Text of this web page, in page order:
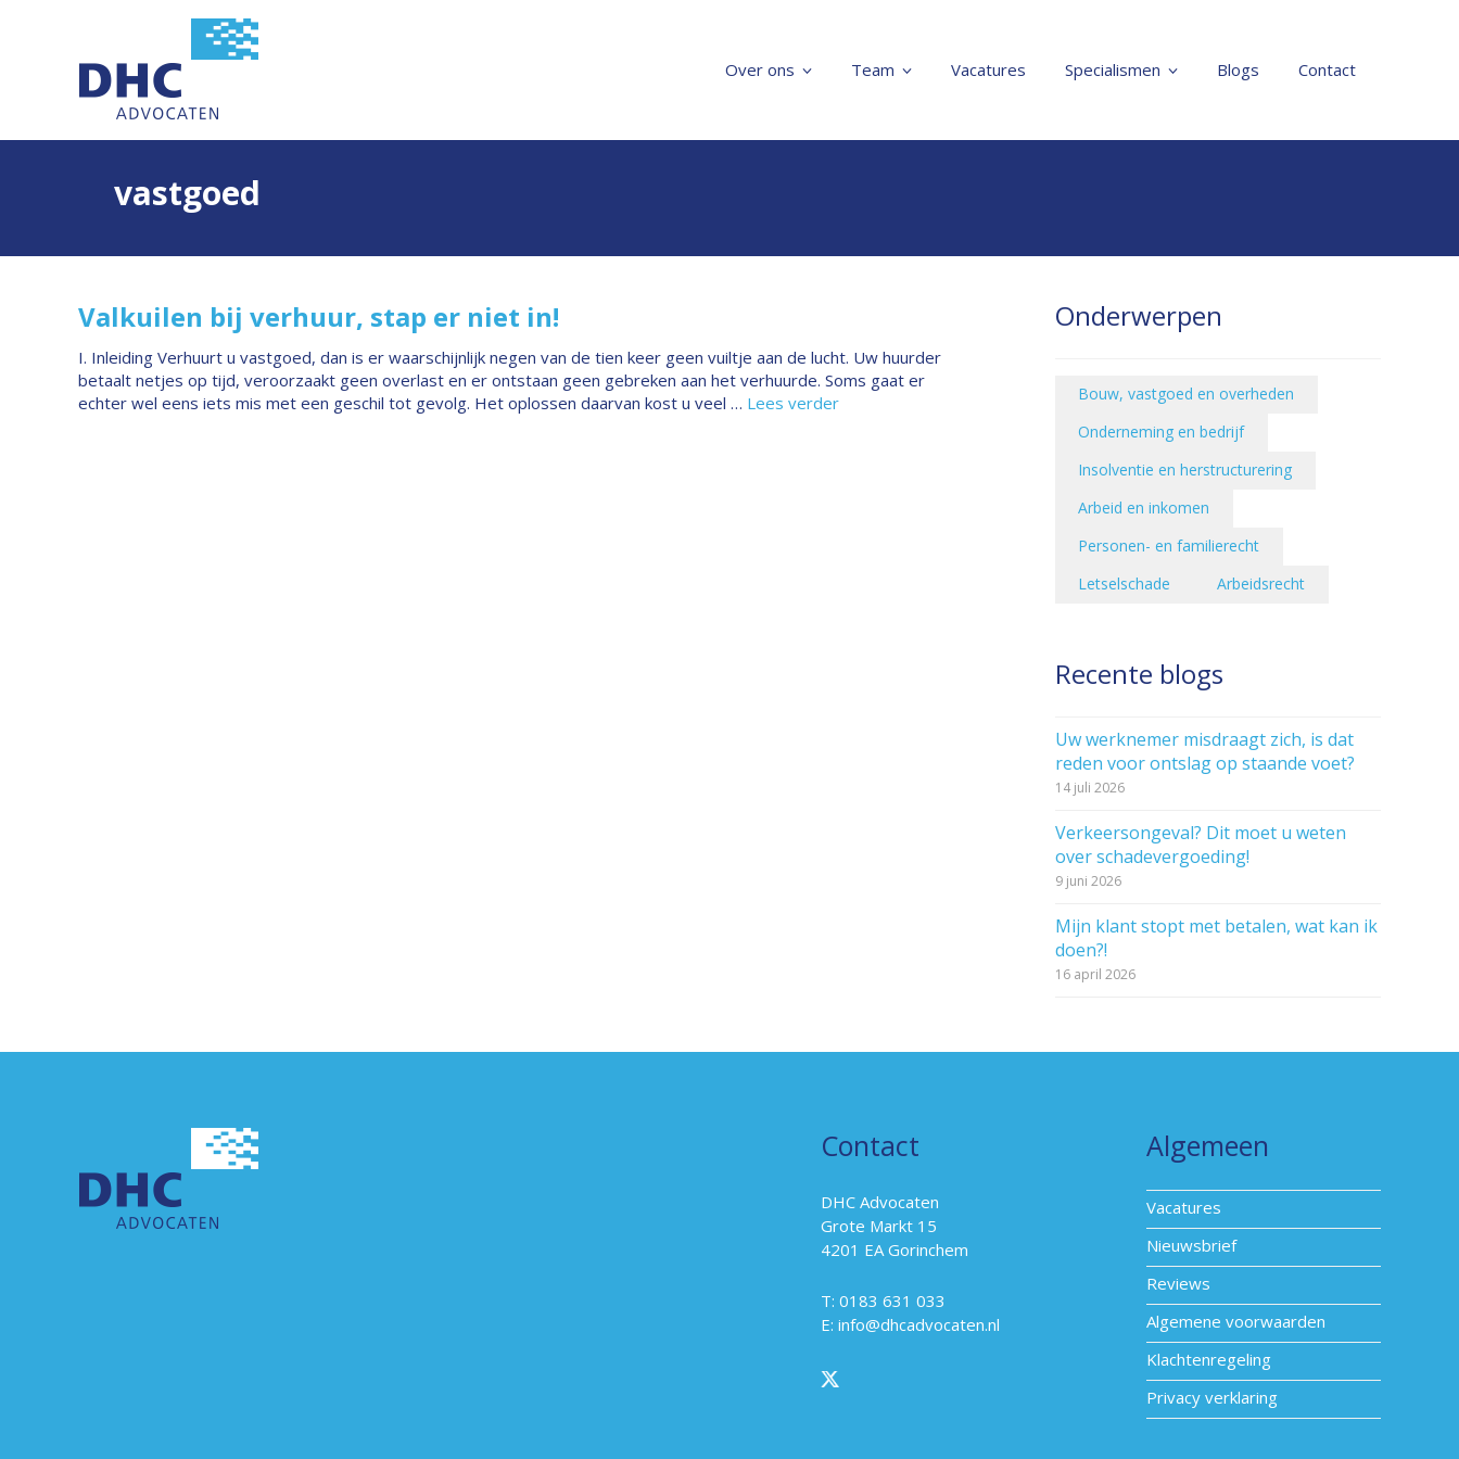
Over ons Team Vacatures Specialismen Blogs Contact
vastgoed
Valkuilen bij verhuur, stap er niet in!
I. Inleiding Verhuurt u vastgoed, dan is er waarschijnlijk negen van de tien keer geen vuiltje aan de lucht. Uw huurder
betaalt netjes op tijd, veroorzaakt geen overlast en er ontstaan geen gebreken aan het verhuurde. Soms gaat er
echter wel eens iets mis met een geschil tot gevolg. Het oplossen daarvan kost u veel … Lees verder
Onderwerpen
Bouw, vastgoed en overheden
Onderneming en bedrijf
Insolventie en herstructurering
Arbeid en inkomen
Personen- en familierecht
Letselschade
Arbeidsrecht
Recente blogs
Uw werknemer misdraagt zich, is dat
reden voor ontslag op staande voet?
14 juli 2026
Verkeersongeval? Dit moet u weten
over schadevergoeding!
9 juni 2026
Mijn klant stopt met betalen, wat kan ik
doen?!
16 april 2026
Contact
DHC Advocaten
Grote Markt 15
4201 EA Gorinchem
T: 0183 631 033
E: info@dhcadvocaten.nl
Algemeen
Vacatures
Nieuwsbrief
Reviews
Algemene voorwaarden
Klachtenregeling
Privacy verklaring